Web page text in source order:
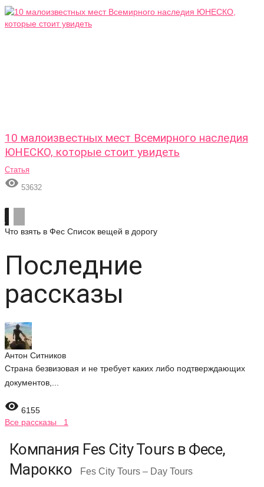
10 малоизвестных мест Всемирного наследия
ЮНЕСКО, которые стоит увидеть
Статья
 53632
Что взять в Фес Список вещей в дорогу
Последние
рассказы
Антон Ситников
Страна безвизовая и не требует каких либо подтверждающих
документов,...
 6155
Все рассказы 1
Компания Fes City Tours в Фесе,
Марокко
Fes City Tours – Day Tours